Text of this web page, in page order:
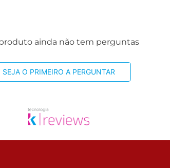
ainda não tem perguntas
SEJA O PRIMEIRO A PERGUNTAR